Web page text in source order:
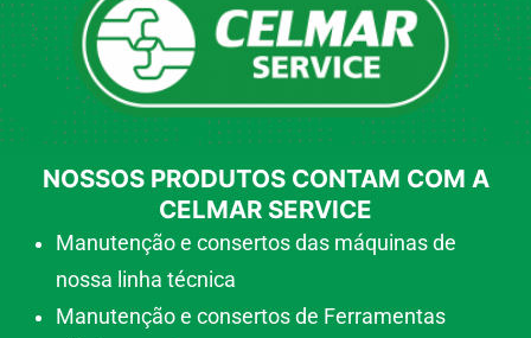
NOSSOS PRODUTOS CONTAM COM A
CELMAR SERVICE
Manutenção e consertos das máquinas de
nossa linha técnica
Manutenção e consertos de Ferramentas